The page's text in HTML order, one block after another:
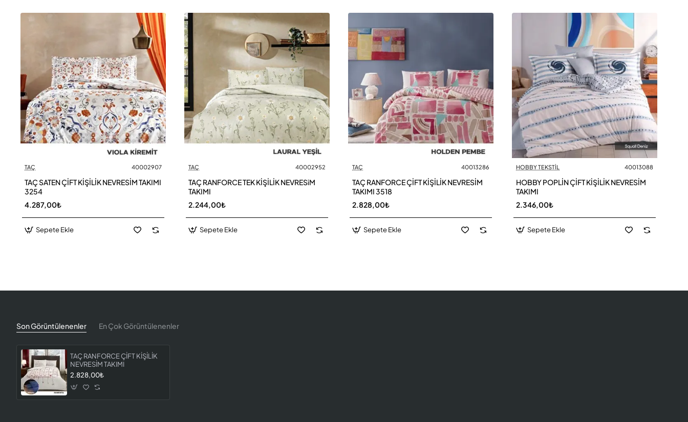
TAÇ 40002907
TAÇ SATEN ÇİFT KİŞİLİK NEVRESİM TAKIMI
3254
4.287,00₺
Sepete Ekle
TAÇ 40002952
TAÇ RANFORCE TEK KİŞİLİK NEVRESiM
TAKIMI
2.244,00₺
Sepete Ekle
TAÇ 40013286
TAÇ RANFORCE ÇİFT KİŞİLİK NEVRESİM
TAKIMI 3518
2.828,00₺
Sepete Ekle
HOBBY TEKSTİL 40013088
HOBBY POPLİN ÇİFT KİŞİLİK NEVRESİM
TAKIMI
2.346,00₺
Sepete Ekle
Son Görüntülenenler En Çok Görüntülenenler
TAÇ RANFORCE ÇİFT KİŞİLİK
NEVRESİM TAKIMI
2.828,00₺